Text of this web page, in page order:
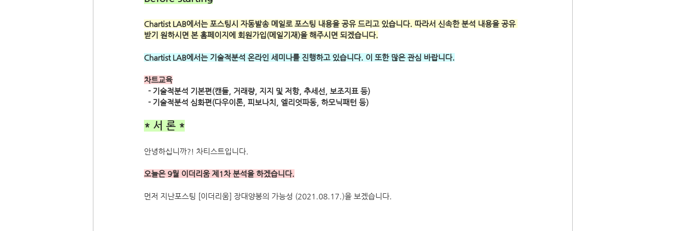
Chartist LAB에서는 포스팅시 자동발송 메일로 포스팅 내용을 공유 드리고 있습니다. 따라서 신속한 분석 내용을 공유
받기 원하시면 본 홈페이지에 회원가입(메일기재)을 해주시면 되겠습니다.
Chartist LAB에서는 기술적분석 온라인 세미나를 진행하고 있습니다. 이 또한 많은 관심 바랍니다.
차트교육
  - 기술적분석 기본편(캔들, 거래량, 지지 및 저항, 추세선, 보조지표 등)
  - 기술적분석 심화편(다우이론, 피보나치, 엘리엇파동, 하모닉패턴 등)
* 서 론 *
안녕하십니까?! 차티스트입니다.
오늘은 9월 이더리움 제1차 분석을 하겠습니다.
먼저 지난포스팅 [이더리움] 장대양봉의 가능성 (2021.08.17.)을 보겠습니다.